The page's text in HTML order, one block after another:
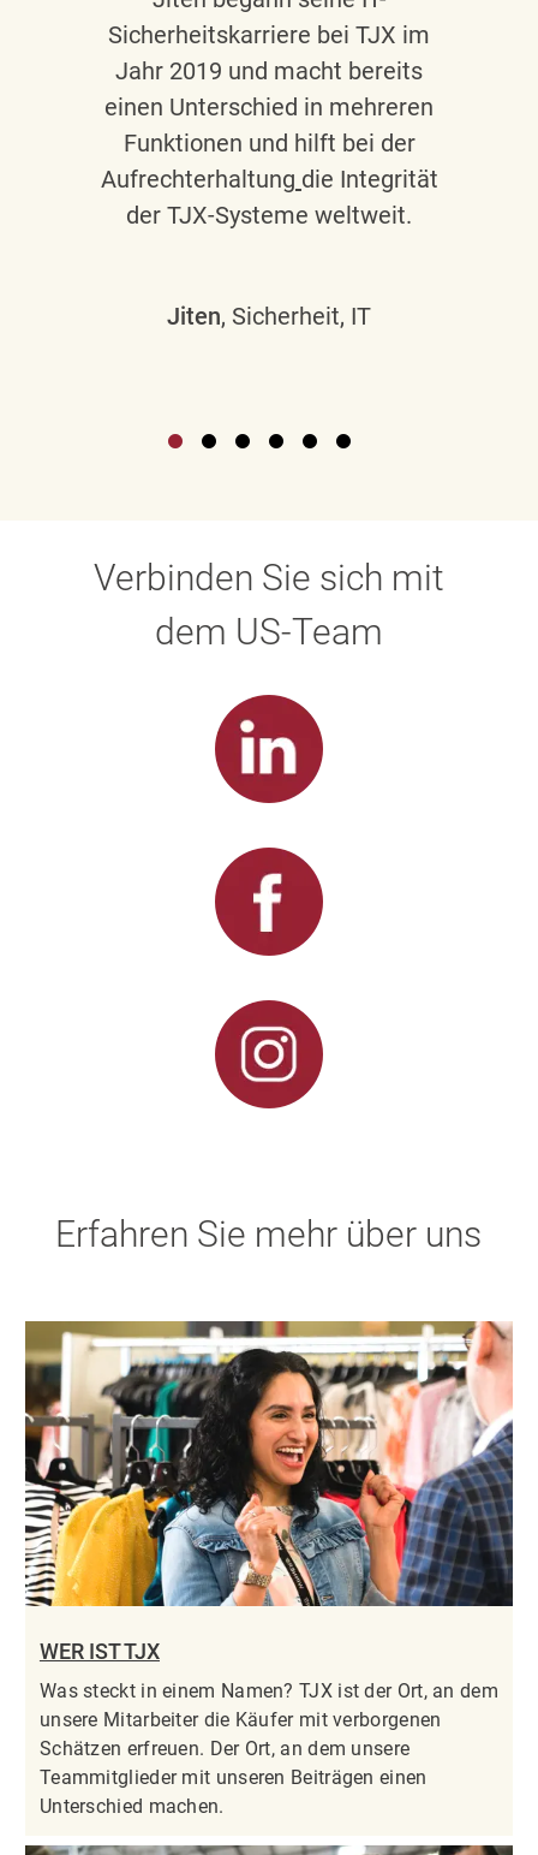
Sicherheitskarriere bei TJX im
Jahr 2019 und macht bereits
einen Unterschied in mehreren
Funktionen und hilft bei der
Aufrechterhaltung die Integrität
der TJX-Systeme weltweit.
Jiten, Sicherheit, IT
Verbinden Sie sich mit
dem US-Team
Erfahren Sie mehr über uns
WER IST TJX
Was steckt in einem Namen? TJX ist der Ort, an dem
unsere Mitarbeiter die Käufer mit verborgenen
Schätzen erfreuen. Der Ort, an dem unsere
Teammitglieder mit unseren Beiträgen einen
Unterschied machen.